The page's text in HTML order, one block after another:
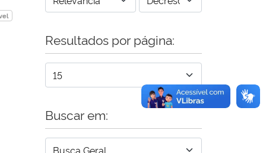
Resultados por página:
Buscar em: